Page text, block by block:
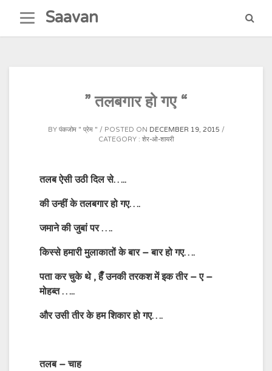
content
Saavan
” तलबगार हो गए “
BY पंकजोम " प्रेम " POSTED ON DECEMBER 19, 2015
CATEGORY : शेर-ओ-शायरी
तलब ऐसी उठी दिल से…..
की उन्हीं के तलबगार हो गए….
जमाने की जुबां पर ….
किस्से हमारी मुलाकातों के बार – बार हो गए….
पता कर चुके थे , हैँ उनकी तरकश में इक तीर – ए –
मोहब्त …..
और उसी तीर के हम शिकार हो गए….
तलब – चाह